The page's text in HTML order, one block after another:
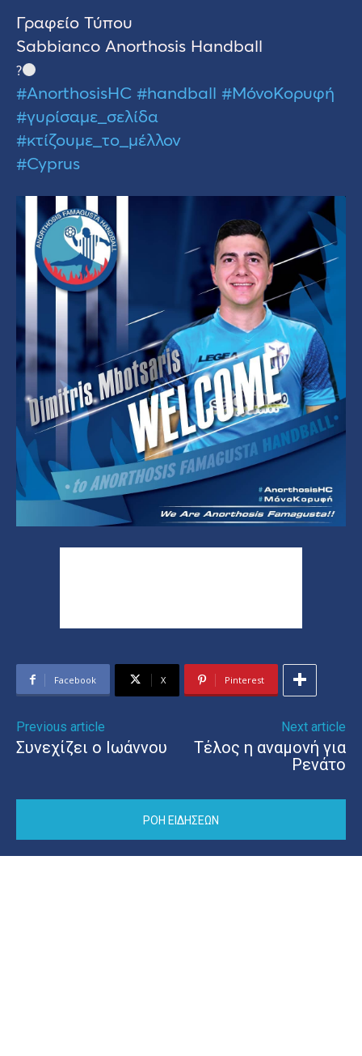
Γραφείο Τύπου
Sabbianco Anorthosis Handball
?
#AnorthosisHC #handball #ΜόνοΚορυφή
#γυρίσαμε_σελίδα
#κτίζουμε_το_μέλλον
#Cyprus
Facebook X Pinterest
Previous article
Συνεχίζει ο Ιωάννου
Next article
Τέλος η αναμονή για
Ρενάτο
ΡΟΗ ΕΙΔΗΣΕΩΝ